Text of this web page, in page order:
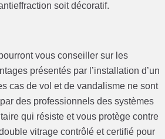
soit décoratif.
vous conseiller sur les
présentés par l’installation d’un
cas de vol et de vandalisme ne sont
des professionnels des systèmes
qui résiste et vous protège contre
vitrage contrôlé et certifié pour